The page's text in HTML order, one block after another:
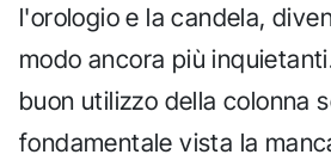
l'orologio e la candela,
modo ancora più
buon utilizzo della colonna
fondamentale vista la